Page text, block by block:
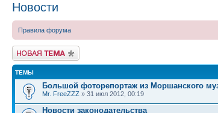
Новости
Правила форума
Новая тема
ТЕМЫ
Большой фоторепортаж из Моршанского
Mr. FreeZZZ » 31 июл 2012, 00:19
Новости законодательства